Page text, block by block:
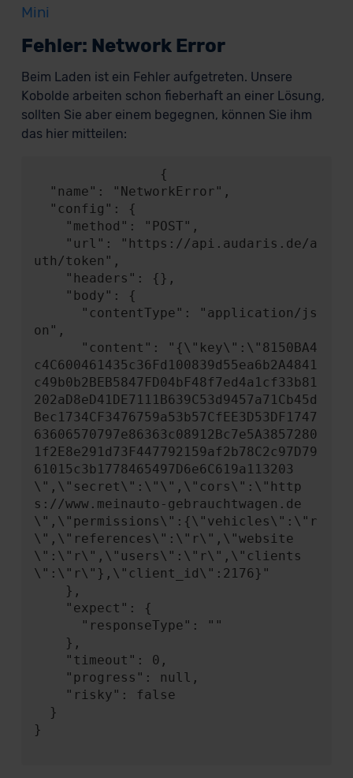
Mini
Fehler: Network Error
Beim Laden ist ein Fehler aufgetreten. Unsere
Kobolde arbeiten schon fieberhaft an einer Lösung,
sollten Sie aber einem begegnen, können Sie ihm
das hier mitteilen:
uth/token",
on",
c4C600461435c36Fd100839d55ea6b2A4841
c49b0b2BEB5847FD04bF48f7ed4a1cf33b81
202aD8eD41DE7111B639C53d9457a71Cb45d
Bec1734CF3476759a53b57CfEE3D53DF1747
63606570797e86363c08912Bc7e5A3857280
1f2E8e291d73F447792159af2b78C2c97D79
61015c3b1778465497D6e6C619a113203
\",\"secret\":\"\",\"cors\":\"http
s://www.meinauto-gebrauchtwagen.de
\",\"permissions\":{\"vehicles\":\"r
\",\"references\":\"r\",\"website
\":\"r\",\"users\":\"r\",\"clients
\":\"r\"},\"client_id\":2176}"
}